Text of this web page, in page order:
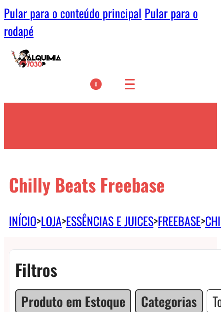
Pular para o conteúdo principal Pular para o
rodapé
0
Chilly Beats Freebase
INÍCIO>LOJA>ESSÊNCIAS E JUICES>FREEBASE>
Filtros
Produto em Estoque Categorias